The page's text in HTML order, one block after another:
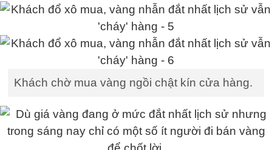
Khách chờ mua vàng ngồi chật kín cửa hàng.